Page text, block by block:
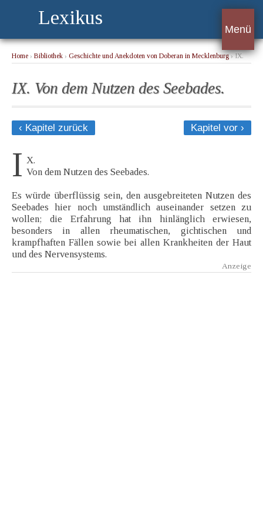
Lexikus
Menü
Home › Bibliothek › Geschichte und Anekdoten von Doberan in Mecklenburg› IX.
IX. Von dem Nutzen des Seebades.
‹ Kapitel zurück Kapitel vor ›
I X.
Von dem Nutzen des Seebades.
Es würde überflüssig sein, den ausgebreiteten Nutzen des
Seebades hier noch umständlich auseinander setzen zu
wollen; die Erfahrung hat ihn hinlänglich erwiesen,
besonders in allen rheumatischen, gichtischen und
krampfhaften Fällen sowie bei allen Krankheiten der Haut
und des Nervensystems.